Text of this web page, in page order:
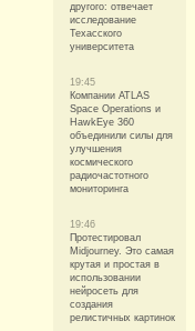
другого: отвечает
исследование
Техасского
университета
19:45
Компании ATLAS
Space Operations и
HawkEye 360
объединили силы для
улучшения
космического
радиочастотного
мониторинга
19:46
Протестировал
Midjourney. Это самая
крутая и простая в
использовании
нейросеть для
создания
релистичных картинок